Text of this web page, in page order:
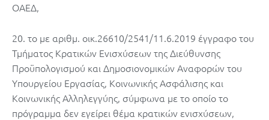
ΟΑΕΔ,
20. το με αριθμ. οικ.26610/2541/11.6.2019 έγγραφο του
Τμήματος Κρατικών Ενισχύσεων της Διεύθυνσης
Προϋπολογισμού και Δημοσιονομικών Αναφορών του
Υπουργείου Εργασίας, Κοινωνικής Ασφάλισης και
Κοινωνικής Αλληλεγγύης, σύμφωνα με το οποίο το
πρόγραμμα δεν εγείρει θέμα κρατικών ενισχύσεων,